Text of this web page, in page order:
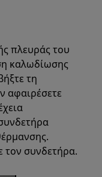
πλευράς του
καλωδίωσης
τη
αφαιρέσετε
τον συνδετήρα.